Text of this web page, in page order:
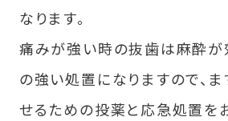
なります。
痛みが強い時の抜⻭は麻酔が
の強い処置になりますので、
せるための投薬と応急処置を